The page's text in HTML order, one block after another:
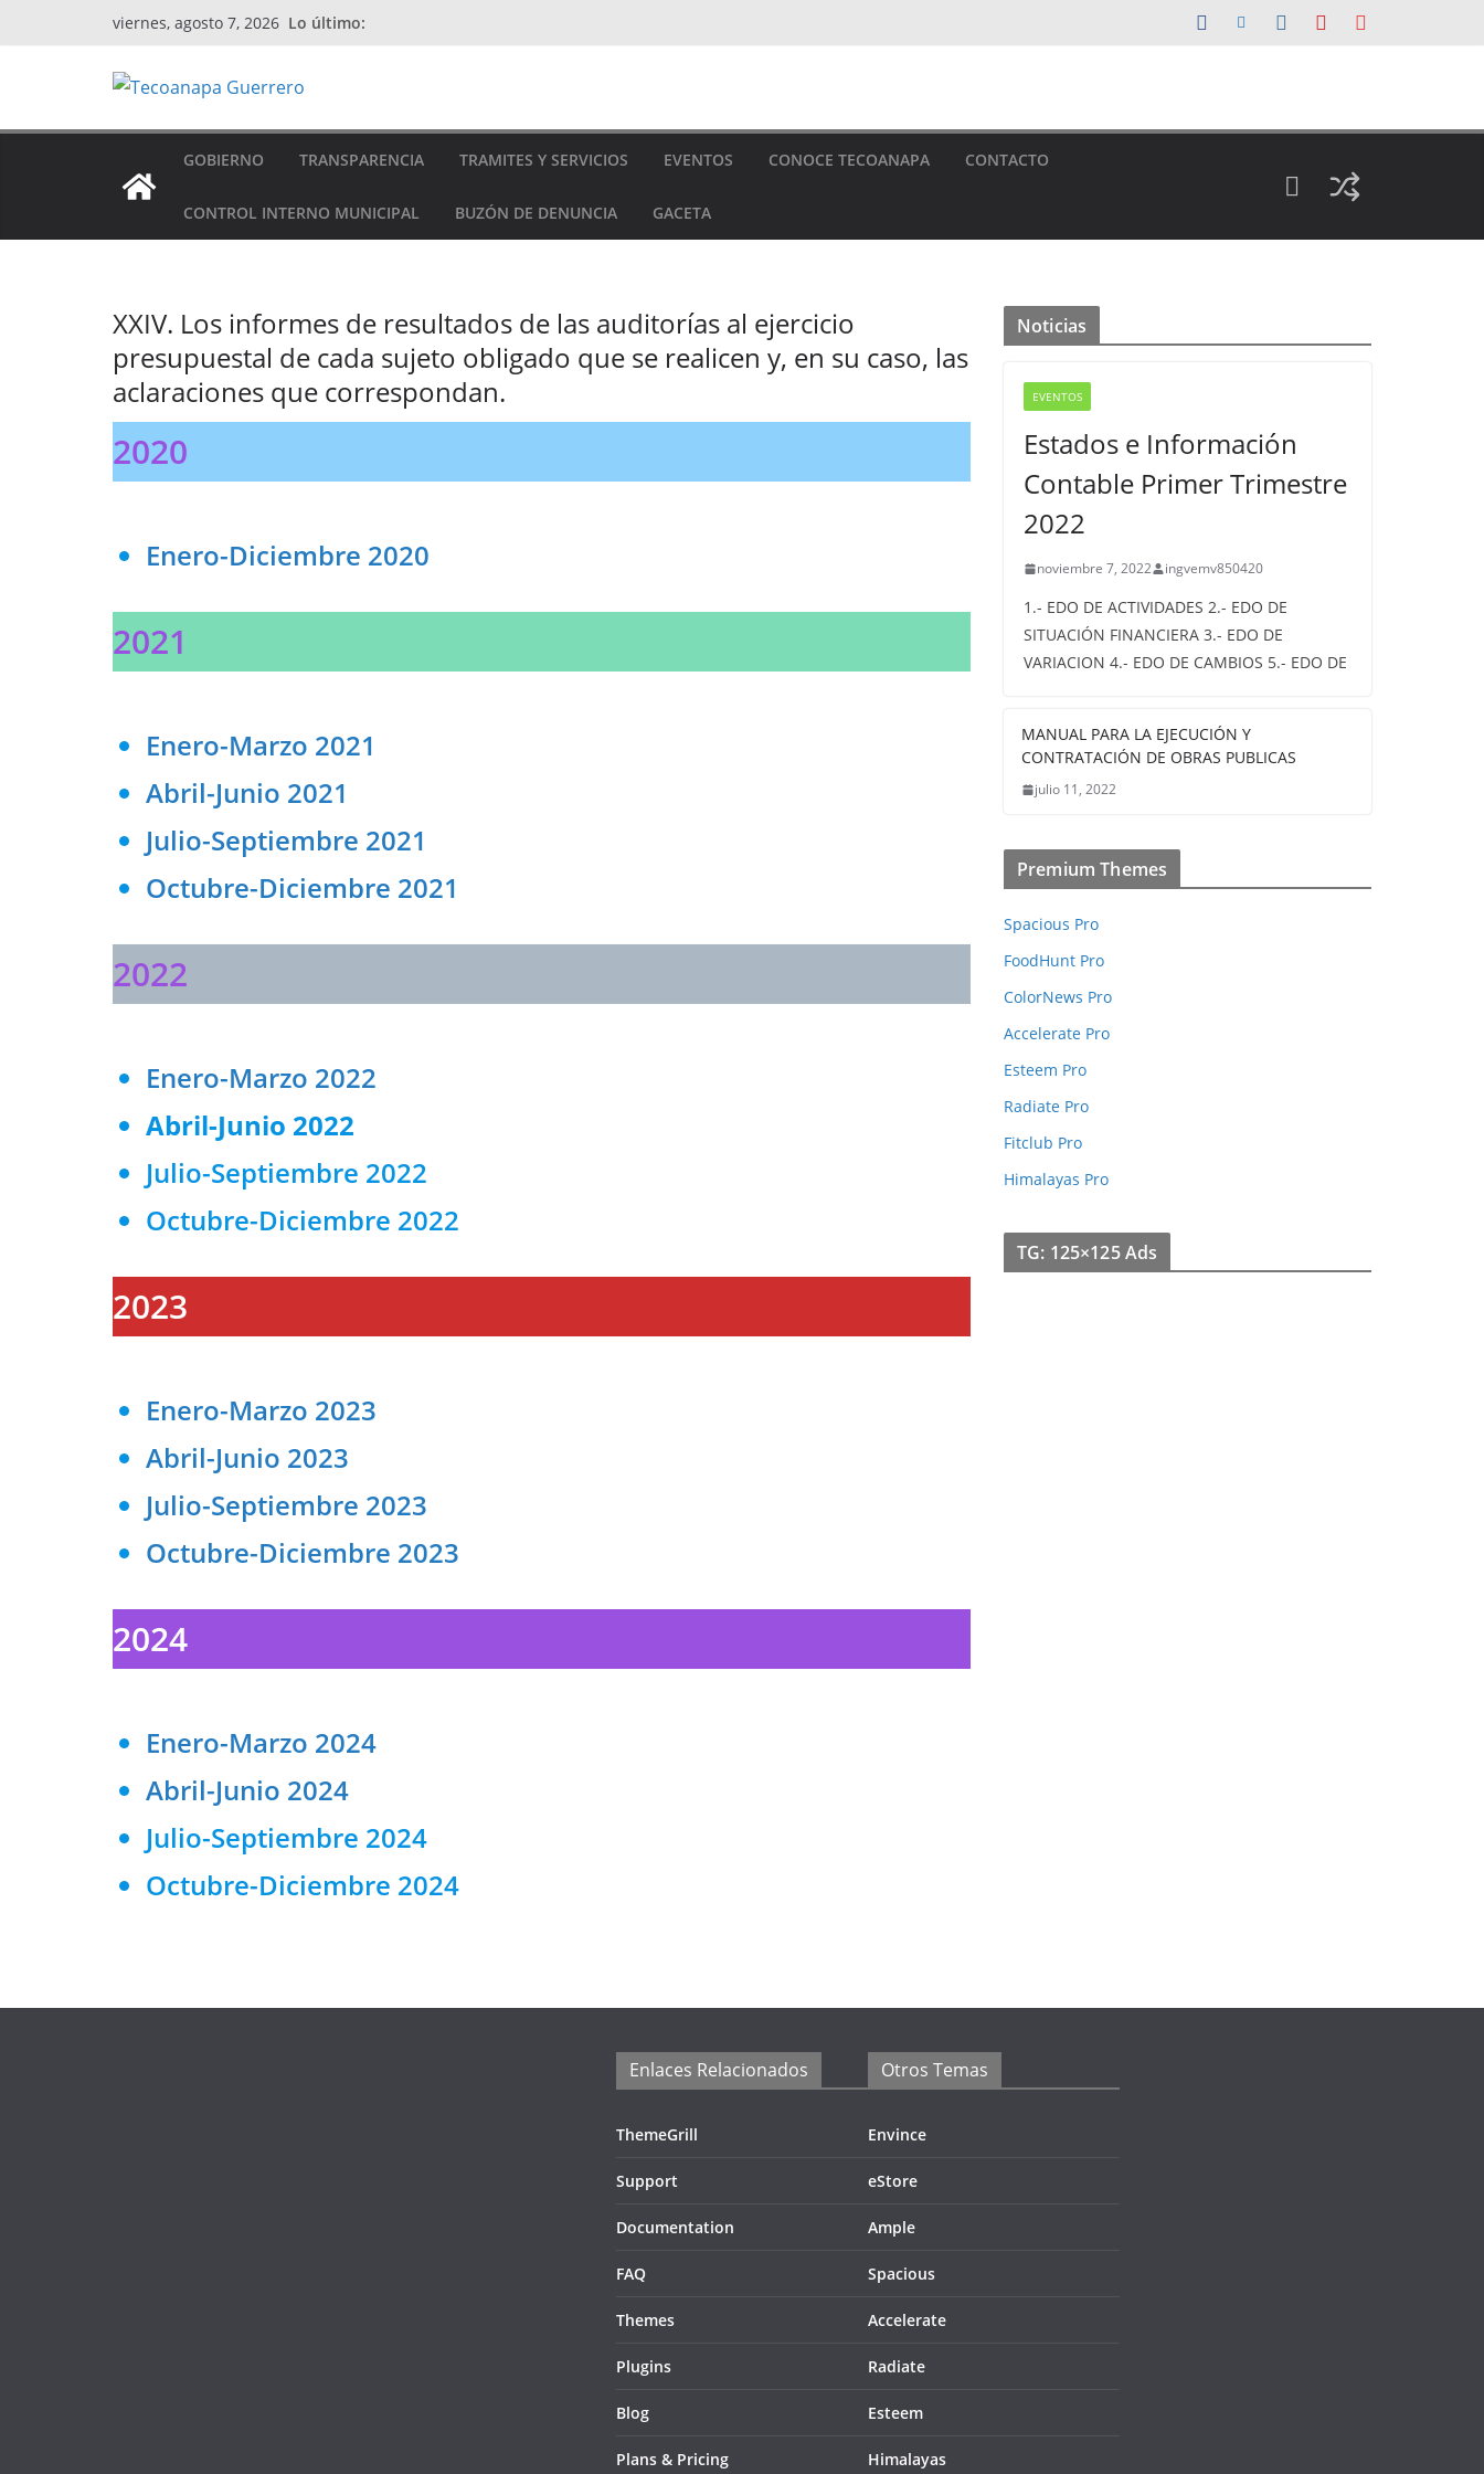
viernes, agosto 7, 2026 Lo último:
GOBIERNO TRANSPARENCIA TRAMITES Y SERVICIOS EVENTOS CONOCE TECOANAPA CONTACTO
CONTROL INTERNO MUNICIPAL BUZÓN DE DENUNCIA GACETA
XXIV. Los informes de resultados de las auditorías al ejercicio
presupuestal de cada sujeto obligado que se realicen y, en su caso, las
aclaraciones que correspondan.
2020
Enero-Diciembre 2020
2021
Enero-Marzo 2021
Abril-Junio 2021
Julio-Septiembre 2021
Octubre-Diciembre 2021
2022
Enero-Marzo 2022
Abril-Junio 2022
Julio-Septiembre 2022
Octubre-Diciembre 2022
2023
Enero-Marzo 2023
Abril-Junio 2023
Julio-Septiembre 2023
Octubre-Diciembre 2023
2024
Enero-Marzo 2024
Abril-Junio 2024
Julio-Septiembre 2024
Octubre-Diciembre 2024
Noticias
EVENTOS
Estados e Información
Contable Primer Trimestre
2022
noviembre 7, 2022 ingvemv850420
1.- EDO DE ACTIVIDADES 2.- EDO DE
SITUACIÓN FINANCIERA 3.- EDO DE
VARIACION 4.- EDO DE CAMBIOS 5.- EDO DE
MANUAL PARA LA EJECUCIÓN Y
CONTRATACIÓN DE OBRAS PUBLICAS
julio 11, 2022
Premium Themes
Spacious Pro
FoodHunt Pro
ColorNews Pro
Accelerate Pro
Esteem Pro
Radiate Pro
Fitclub Pro
Himalayas Pro
TG: 125×125 Ads
Enlaces Relacionados
ThemeGrill
Support
Documentation
FAQ
Themes
Plugins
Blog
Plans & Pricing
Otros Temas
Envince
eStore
Ample
Spacious
Accelerate
Radiate
Esteem
Himalayas